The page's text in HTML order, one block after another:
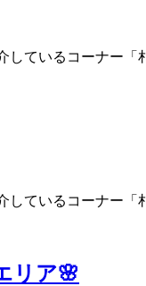
しているコーナー
しているコーナー
リア🌸